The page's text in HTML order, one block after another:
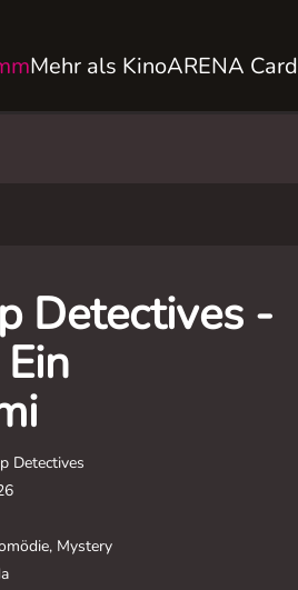
Mehr als KinoARENA Card
Detectives -
Detectives
Mystery